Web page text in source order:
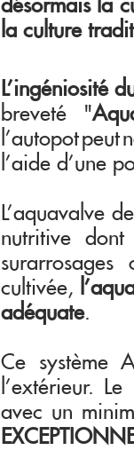
désormais la
la culture
L'ingéniosité
breveté "
l'autopot peut
l'aide d'une
L'aquavalve
nutritive
cultivée,
adéquate.
Ce système
l'extérieur. Le
avec un